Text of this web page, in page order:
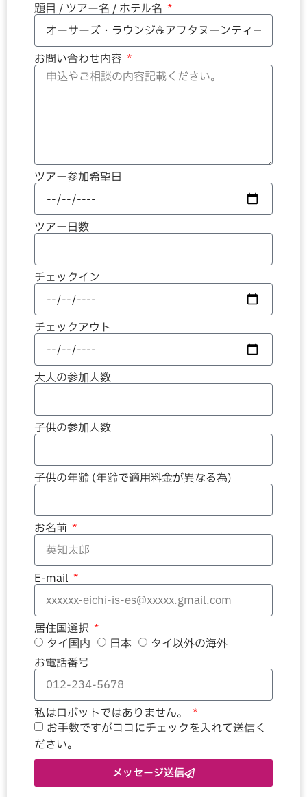
題目 / ツアー名 / ホテル名
お問い合わせ内容
ツアー参加希望日
ツアー日数
チェックイン
チェックアウト
大人の参加人数
子供の参加人数
子供の年齢 (年齢で適用料金が異なる為)
お名前
E-mail
居住国選択
タイ国内
日本
タイ以外の海外
お電話番号
私はロボットではありません。
お手数ですがココにチェックを入れて送信く
ださい。
メッセージ送信